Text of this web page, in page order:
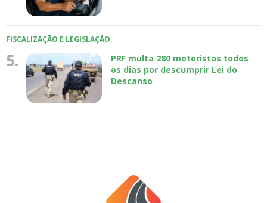
FISCALIZAÇÃO E LEGISLAÇÃO
5.
PRF multa 280 motoristas todos
os dias por descumprir Lei do
Descanso